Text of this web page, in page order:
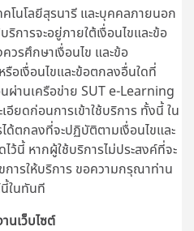
โนโลยีสุรนารี และบุคคลภายนอก
ริการจะอยู่ภายใต้เงื่อนไขและข้อ
วรศึกษาเงื่อนไข และข้อ
อเงื่อนไขและข้อตกลงอื่นใดที่
ผ่านเครือข่าย SUT e-Learning
อียดก่อนการเข้าใช้บริการ ทั้งนี้ ใน
ด้ตกลงที่จะปฏิบัติตามเงื่อนไขและ
ว้นี้ หากผู้ใช้บริการไม่ประสงค์ที่จะ
ารให้บริการ ขอความกรุณาท่าน
นี้ในทันที
นเว็บไซต์